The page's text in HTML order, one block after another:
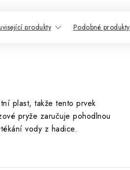
produkty Podobné produkty
plast, takže tento prvek
pryže zaručuje pohodlnou
vody z hadice.